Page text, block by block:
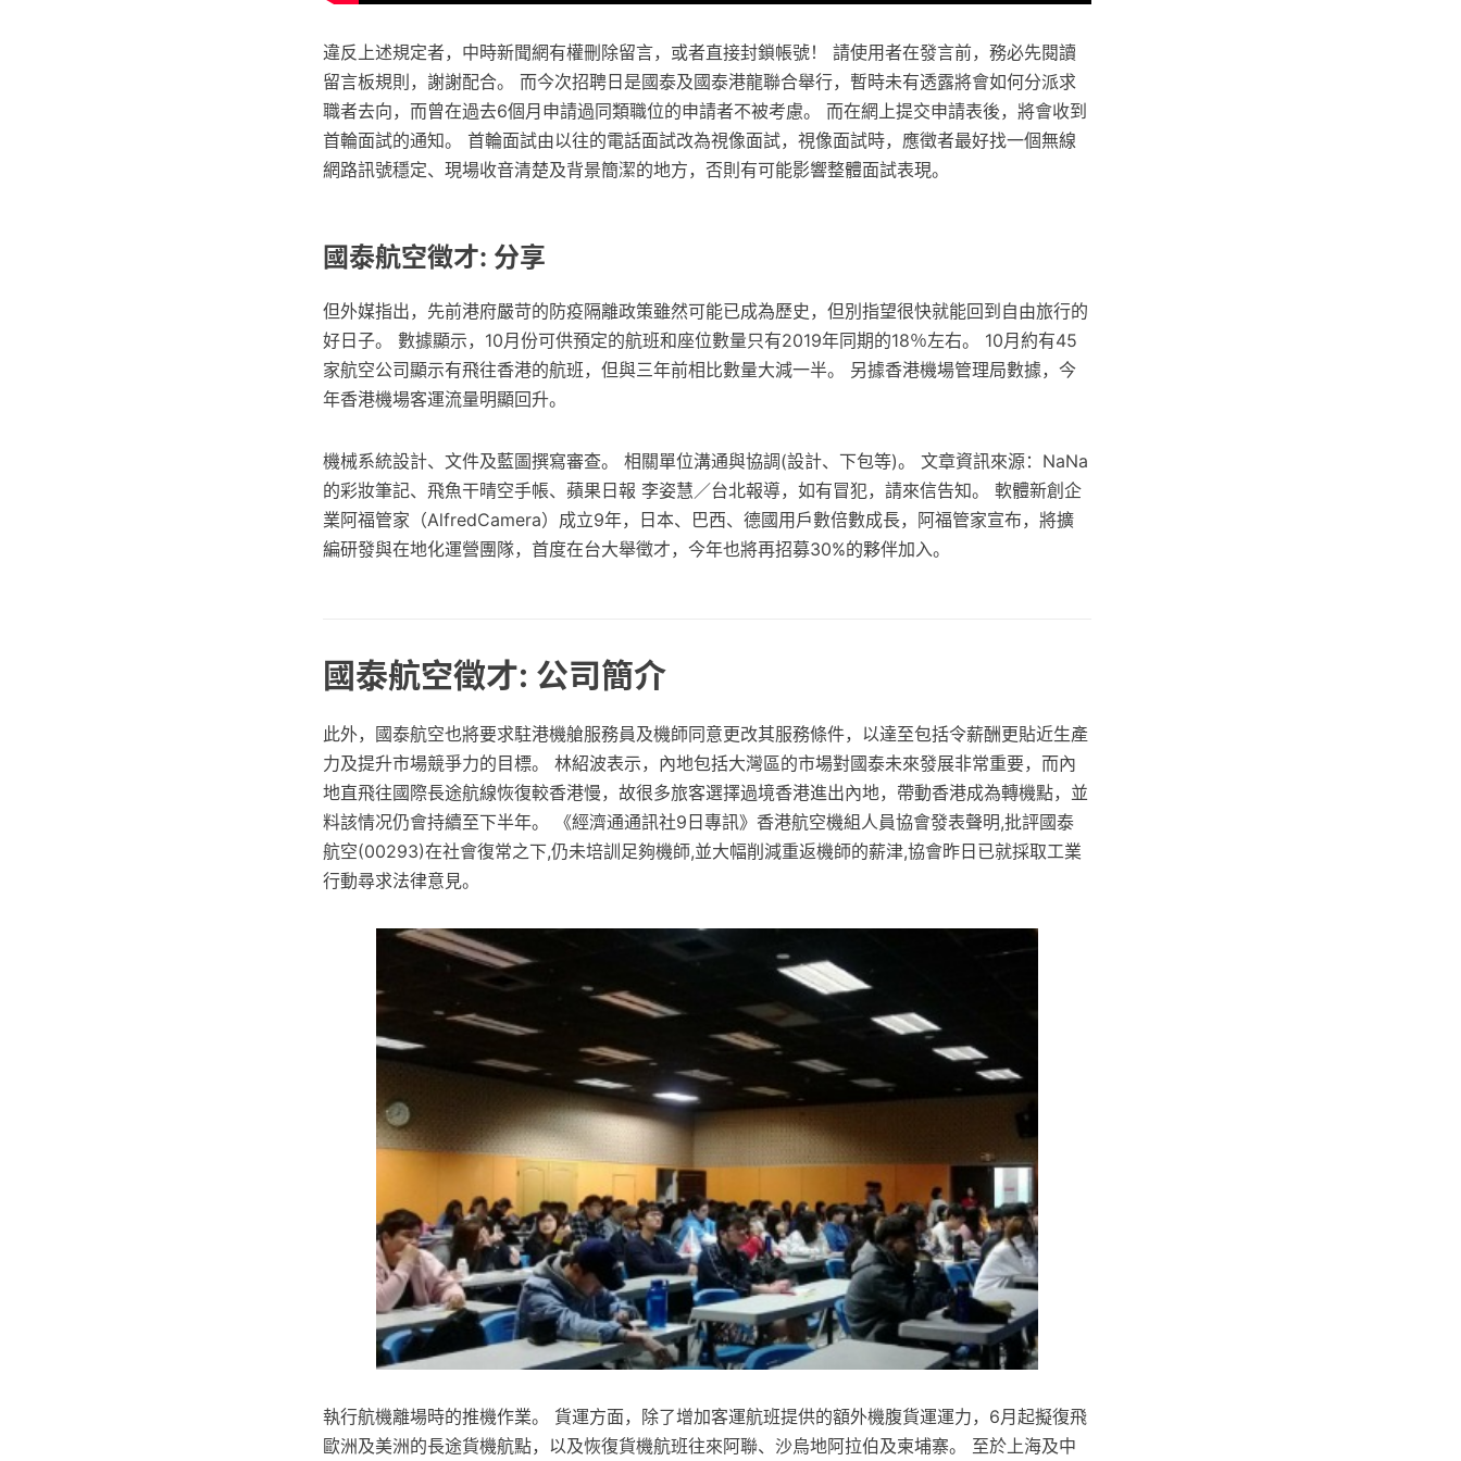
違反上述規定者，中時新聞網有權刪除留言，或者直接封鎖帳號！ 請使用者在發言前，務必先閱讀
留言板規則，謝謝配合。 而今次招聘日是國泰及國泰港龍聯合舉行，暫時未有透露將會如何分派求
職者去向，而曾在過去6個月申請過同類職位的申請者不被考慮。 而在網上提交申請表後，將會收到
首輪面試的通知。 首輪面試由以往的電話面試改為視像面試，視像面試時，應徵者最好找一個無線
網路訊號穩定、現場收音清楚及背景簡潔的地方，否則有可能影響整體面試表現。
國泰航空徵才: 分享
但外媒指出，先前港府嚴苛的防疫隔離政策雖然可能已成為歷史，但別指望很快就能回到自由旅行的
好日子。 數據顯示，10月份可供預定的航班和座位數量只有2019年同期的18％左右。 10月約有45
家航空公司顯示有飛往香港的航班，但與三年前相比數量大減一半。 另據香港機場管理局數據，今
年香港機場客運流量明顯回升。
機械系統設計、文件及藍圖撰寫審查。 相關單位溝通與協調(設計、下包等)。 文章資訊來源：NaNa
的彩妝筆記、飛魚干晴空手帳、蘋果日報 李姿慧／台北報導，如有冒犯，請來信告知。 軟體新創企
業阿福管家（AlfredCamera）成立9年，日本、巴西、德國用戶數倍數成長，阿福管家宣布，將擴
編研發與在地化運營團隊，首度在台大舉徵才，今年也將再招募30%的夥伴加入。
國泰航空徵才: 公司簡介
此外，國泰航空也將要求駐港機艙服務員及機師同意更改其服務條件，以達至包括令薪酬更貼近生產
力及提升市場競爭力的目標。 林紹波表示，內地包括大灣區的市場對國泰未來發展非常重要，而內
地直飛往國際長途航線恢復較香港慢，故很多旅客選擇過境香港進出內地，帶動香港成為轉機點，並
料該情况仍會持續至下半年。 《經濟通通訊社9日專訊》香港航空機組人員協會發表聲明,批評國泰
航空(00293)在社會復常之下,仍未培訓足夠機師,並大幅削減重返機師的薪津,協會昨日已就採取工業
行動尋求法律意見。
執行航機離場時的推機作業。 貨運方面，除了增加客運航班提供的額外機腹貨運運力，6月起擬復飛
歐洲及美洲的長途貨機航點，以及恢復貨機航班往來阿聯、沙烏地阿拉伯及柬埔寨。 至於上海及中